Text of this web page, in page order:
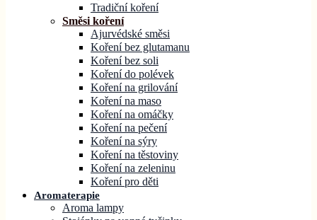
Tradiční koření
Směsi koření
Ajurvédské směsi
Koření bez glutamanu
Koření bez soli
Koření do polévek
Koření na grilování
Koření na maso
Koření na omáčky
Koření na pečení
Koření na sýry
Koření na těstoviny
Koření na zeleninu
Koření pro děti
Aromaterapie
Aroma lampy